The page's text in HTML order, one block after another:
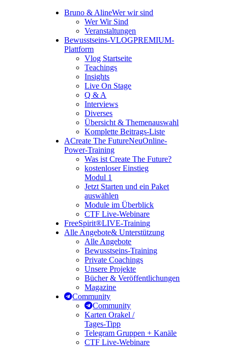
Bruno & AlineWer wir sind
Wer Wir Sind
Veranstaltungen
Bewusstseins-VLOGPREMIUM-
Plattform
Vlog Startseite
Teachings
Insights
Live On Stage
Q & A
Interviews
Diverses
Übersicht & Themenauswahl
Komplette Beitrags-Liste
ACreate The FutureNeuOnline-
Power-Training
Was ist Create The Future?
kostenloser Einstieg
Modul 1
Jetzt Starten und ein Paket
auswählen
Module im Überblick
CTF Live-Webinare
FreeSpirit®LIVE-Training
Alle Angebote& Unterstützung
Alle Angebote
Bewusstseins-Training
Private Coachings
Unsere Projekte
Bücher & Veröffentlichungen
Magazine
Community
Community
Karten Orakel /
Tages-Tipp
Telegram Gruppen + Kanäle
CTF Live-Webinare